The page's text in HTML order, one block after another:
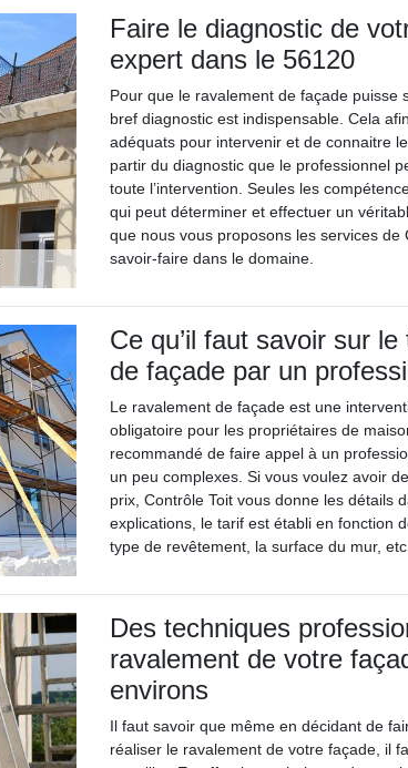
Faire le diagnostic de
expert dans le 56120
Pour que le ravalement de façade puisse
bref diagnostic est indispensable. Cela
adéquats pour intervenir et de connaitre
partir du diagnostic que le professionnel
toute l’intervention. Seules les
qui peut déterminer et effectuer un
que nous vous proposons les services de
savoir-faire dans le domaine.
Ce qu’il faut savoir sur
de façade par un
Le ravalement de façade est une
obligatoire pour les propriétaires de
recommandé de faire appel à un
un peu complexes. Si vous voulez avoir
prix, Contrôle Toit vous donne les détails
explications, le tarif est établi en fonction
type de revêtement, la surface du mur, etc.
Des techniques
ravalement de votre
environs
Il faut savoir que même en décidant de
réaliser le ravalement de votre façade, il